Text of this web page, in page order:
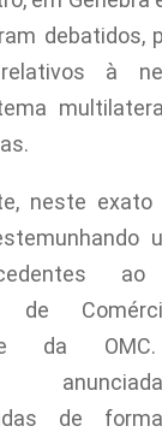
debatidos,
à
neste exato
ao
de
da
de